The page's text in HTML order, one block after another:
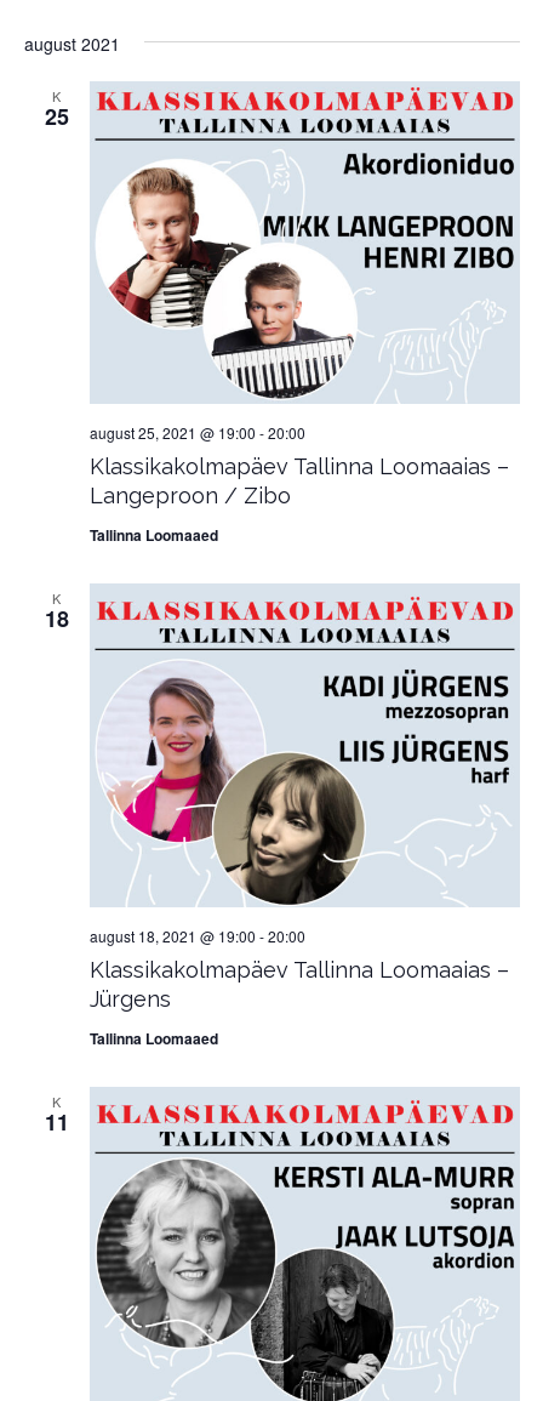
august 2021
K
25
Klassikakolmapäev Tallinna Loomaaias –
Langeproon / Zibo
august 25, 2021 @ 19:00 -20:00
Tallinna Loomaaed
K
18
Klassikakolmapäev Tallinna Loomaaias –
Jürgens
august 18, 2021 @ 19:00 -20:00
Tallinna Loomaaed
K
11